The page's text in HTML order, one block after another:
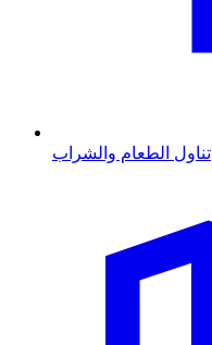
تناول الطعام والشراب